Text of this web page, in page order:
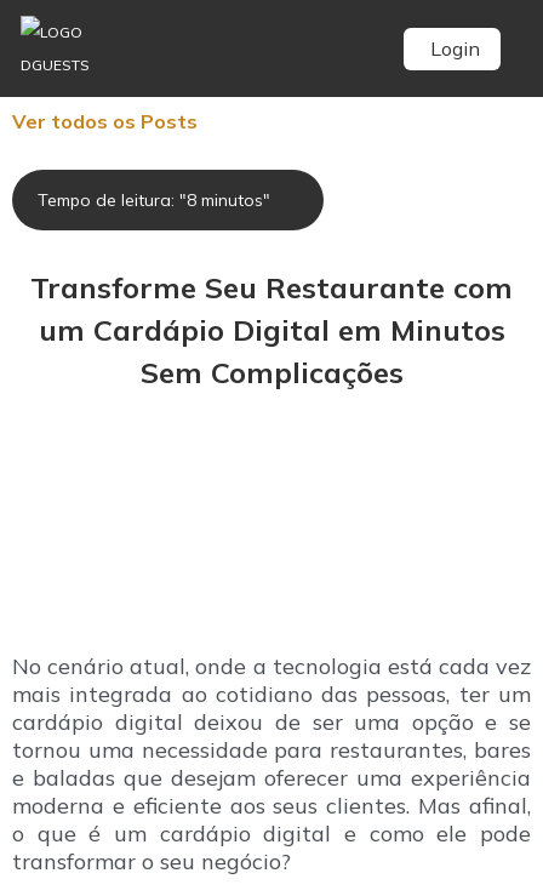
Login
Ver todos os Posts
Tempo de leitura: "8 minutos"
Transforme Seu Restaurante com
um Cardápio Digital em Minutos
Sem Complicações
No cenário atual, onde a tecnologia está cada vez
mais integrada ao cotidiano das pessoas, ter um
cardápio digital deixou de ser uma opção e se
tornou uma necessidade para restaurantes, bares
e baladas que desejam oferecer uma experiência
moderna e eficiente aos seus clientes. Mas afinal,
o que é um cardápio digital e como ele pode
transformar o seu negócio?